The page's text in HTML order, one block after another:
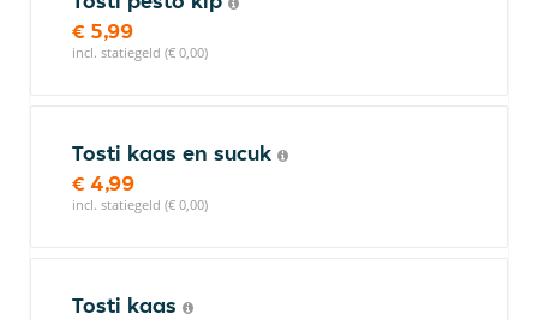
€ 5,99
incl. statiegeld (€ 0,00)
Tosti kaas en sucuk
€ 4,99
incl. statiegeld (€ 0,00)
Tosti kaas